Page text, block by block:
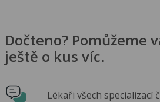
Dočteno? Pomůžeme
ještě o kus víc.
Lékaři všech specializací